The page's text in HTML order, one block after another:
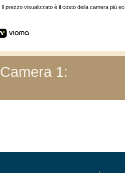
Camera 1: